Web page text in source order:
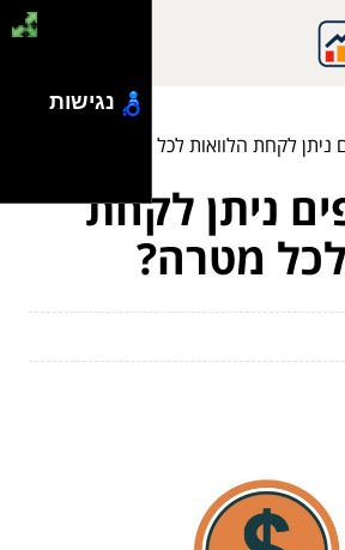
ניתן לקחת הלוואות לכל מטרה?
ניתן לקחת
מטרה?
נגישות